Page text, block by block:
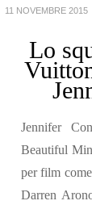
11 NOVEMBRE 2015
Lo
Jennifer
Beautiful
per film
Darren